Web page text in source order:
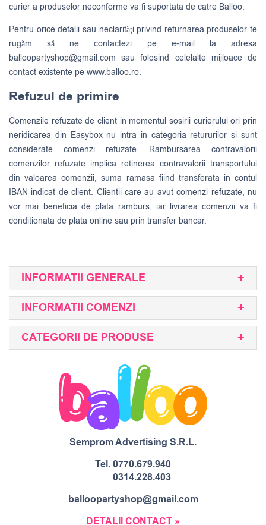
curier a produselor neconforme va fi suportata de catre Balloo.
Pentru orice detalii sau neclarităţi privind returnarea produselor te
rugăm să ne contactezi pe e-mail la adresa
balloopartyshop@gmail.com sau folosind celelalte mijloace de
contact existente pe www.balloo.ro.
Refuzul de primire
Comenzile refuzate de client in momentul sosirii curierului ori prin
neridicarea din Easybox nu intra in categoria retururilor si sunt
considerate comenzi refuzate. Rambursarea contravalorii
comenzilor refuzate implica retinerea contravalorii transportului
din valoarea comenzii, suma ramasa fiind transferata in contul
IBAN indicat de client. Clientii care au avut comenzi refuzate, nu
vor mai beneficia de plata ramburs, iar livrarea comenzii va fi
conditionata de plata online sau prin transfer bancar.
INFORMATII GENERALE
INFORMATII COMENZI
CATEGORII DE PRODUSE
Semprom Advertising S.R.L.
Tel.0770.679.940
0314.228.403
balloopartyshop@gmail.com
DETALII CONTACT »